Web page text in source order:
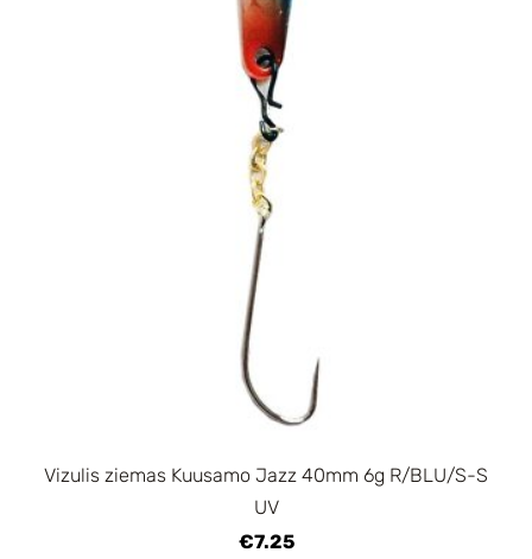
Vizulis ziemas Kuusamo Jazz 40mm 6g R/BLU/S-S
UV
€7.25